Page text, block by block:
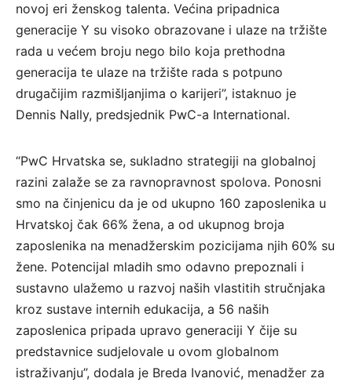
novoj eri ženskog talenta. Većina pripadnica
generacije Y su visoko obrazovane i ulaze na tržište
rada u većem broju nego bilo koja prethodna
generacija te ulaze na tržište rada s potpuno
drugačijim razmišljanjima o karijeri”, istaknuo je
Dennis Nally, predsjednik PwC-a International.
“PwC Hrvatska se, sukladno strategiji na globalnoj
razini zalaže se za ravnopravnost spolova. Ponosni
smo na činjenicu da je od ukupno 160 zaposlenika u
Hrvatskoj čak 66% žena, a od ukupnog broja
zaposlenika na menadžerskim pozicijama njih 60% su
žene. Potencijal mladih smo odavno prepoznali i
sustavno ulažemo u razvoj naših vlastitih stručnjaka
kroz sustave internih edukacija, a 56 naših
zaposlenica pripada upravo generaciji Y čije su
predstavnice sudjelovale u ovom globalnom
istraživanju”, dodala je Breda Ivanović, menadžer za